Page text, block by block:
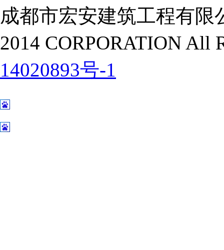
成都市宏安建筑工程有限
2014 CORPORATION All
14020893号-1